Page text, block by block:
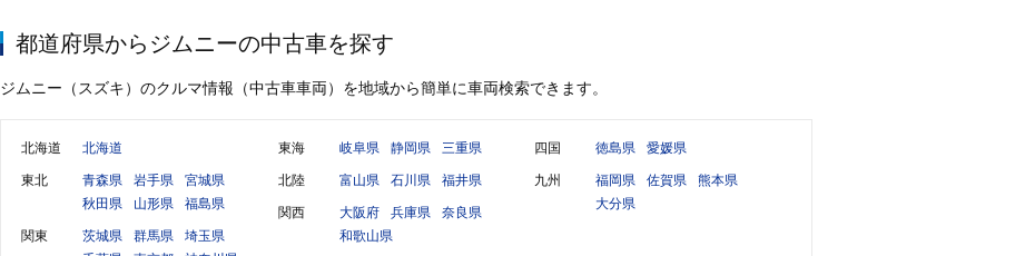
都道府県からジムニーの中古車を探す
ジムニー（スズキ）のクルマ情報（中古車車両）を地域から簡単に車両検索できます。
北海道 北海道
東北 青森県 岩手県
宮城県
秋田県
山形県 福島県
関東 茨城県 群馬県
埼玉県
東海 岐阜県 静岡県 三重県
北陸 富山県 石川県 福井県
関西 大阪府 兵庫県
奈良県
和歌山県
四国 徳島県 愛媛県
九州 福岡県 佐賀県
熊本県
大分県